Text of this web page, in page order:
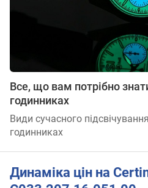
Все, що вам потрібно
годинниках
Види сучасного
годинниках
Динаміка цін на